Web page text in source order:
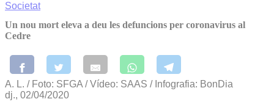
Societat
Un nou mort eleva a deu les defuncions per coronavirus al
Cedre
A. L. / Foto: SFGA / Vídeo: SAAS / Infografia: BonDia
dj., 02/04/2020